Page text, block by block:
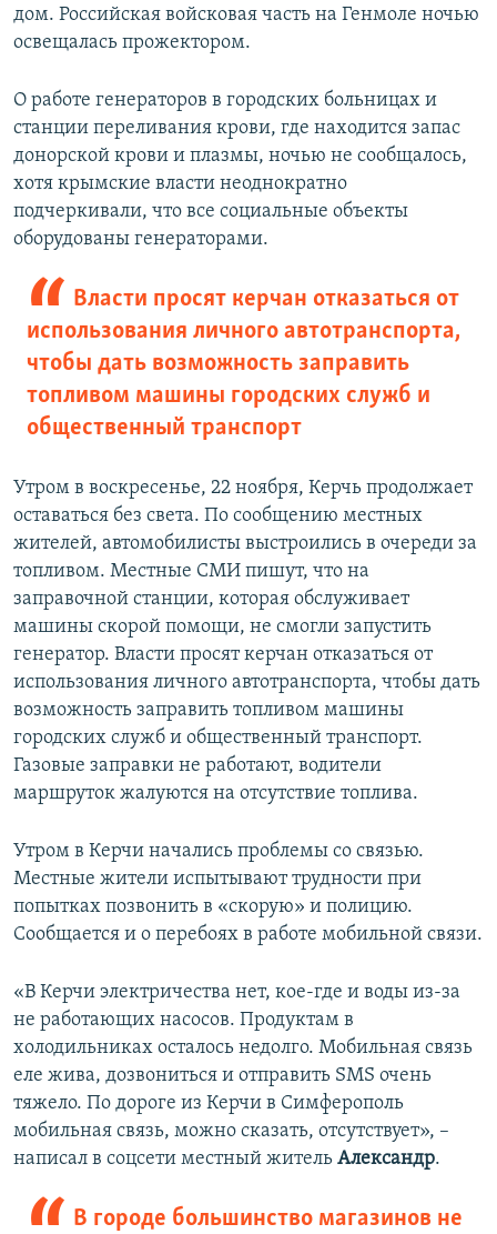
дом. Российская войсковая часть на Генмоле ночью
освещалась прожектором.
О работе генераторов в городских больницах и
станции переливания крови, где находится запас
донорской крови и плазмы, ночью не сообщалось,
хотя крымские власти неоднократно
подчеркивали, что все социальные объекты
оборудованы генераторами.
Власти просят керчан отказаться от
использования личного автотранспорта,
чтобы дать возможность заправить
топливом машины городских служб и
общественный транспорт
Утром в воскресенье, 22 ноября, Керчь продолжает
оставаться без света. По сообщению местных
жителей, автомобилисты выстроились в очереди за
топливом. Местные СМИ пишут, что на
заправочной станции, которая обслуживает
машины скорой помощи, не смогли запустить
генератор. Власти просят керчан отказаться от
использования личного автотранспорта, чтобы дать
возможность заправить топливом машины
городских служб и общественный транспорт.
Газовые заправки не работают, водители
маршруток жалуются на отсутствие топлива.
Утром в Керчи начались проблемы со связью.
Местные жители испытывают трудности при
попытках позвонить в «скорую» и полицию.
Сообщается и о перебоях в работе мобильной связи.
«В Керчи электричества нет, кое-где и воды из-за
не работающих насосов. Продуктам в
холодильниках осталось недолго. Мобильная связь
еле жива, дозвониться и отправить SMS очень
тяжело. По дороге из Керчи в Симферополь
мобильная связь, можно сказать, отсутствует», –
написал в соцсети местный житель Александр.
В городе большинство магазинов не